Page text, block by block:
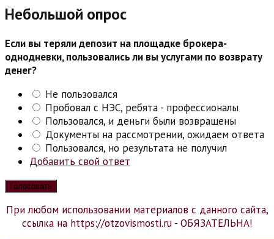
Небольшой опрос
Если вы теряли депозит на площадке брокера-
однодневки, пользовались ли вы услугами по возврату
денег?
Не пользовался
Пробовал с НЭС, ребята - профессионалы
Пользовался, и деньги были возвращены
Документы на рассмотрении, ожидаем ответа
Пользовался, но результата не получил
Добавить свой ответ
При любом использовании материалов с данного сайта,
ссылка на https://otzovismosti.ru - ОБЯЗАТЕЛЬНА!